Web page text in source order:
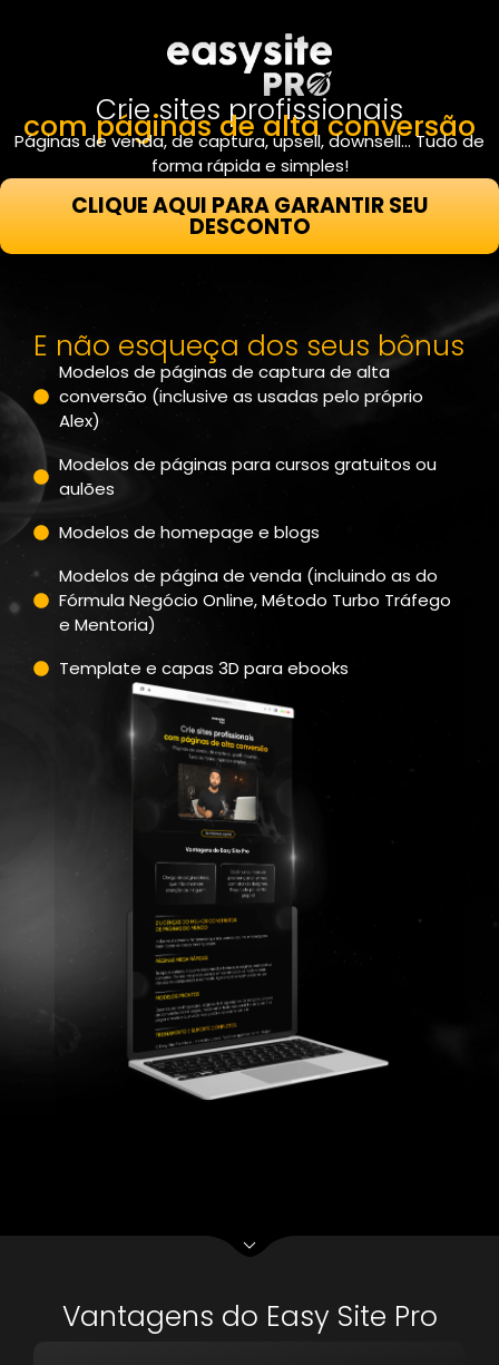
Crie sites profissionais
com páginas de alta conversão
Páginas de venda, de captura, upsell, downsell… Tudo de
forma rápida e simples!
CLIQUE AQUI PARA GARANTIR SEU
DESCONTO
E não esqueça dos seus bônus
Modelos de páginas de captura de alta
conversão (inclusive as usadas pelo próprio
Alex)
Modelos de páginas para cursos gratuitos ou
aulões
Modelos de homepage e blogs
Modelos de página de venda (incluindo as do
Fórmula Negócio Online, Método Turbo Tráfego
e Mentoria)
Template e capas 3D para ebooks
Vantagens do Easy Site Pro